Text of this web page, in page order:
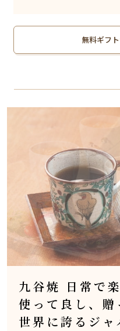
無料ギフ
九谷焼 日常で
使って良し、贈
世界に誇るジ